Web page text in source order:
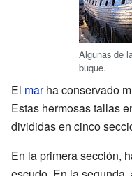
Algunas de
buque.
El marha conservado
Estas hermosas tallas
divididas en cinco
En la primera sección,